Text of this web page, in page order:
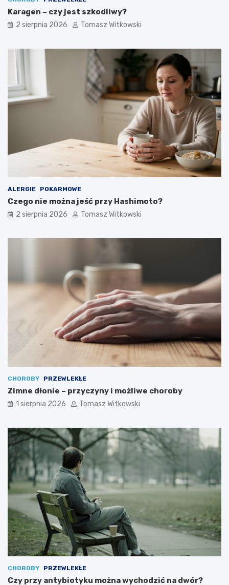
Karagen – czy jest szkodliwy?
2 sierpnia 2026 Tomasz Witkowski
ALERGIE POKARMOWE
Czego nie można jeść przy Hashimoto?
2 sierpnia 2026 Tomasz Witkowski
CHOROBY PRZEWLEKŁE
Zimne dłonie – przyczyny i możliwe choroby
1 sierpnia 2026 Tomasz Witkowski
CHOROBY PRZEWLEKŁE
Czy przy antybiotyku można wychodzić na dwór?